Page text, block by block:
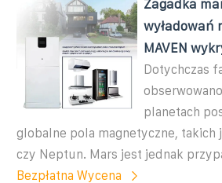
Zagadka
wyładowań
MAVEN
Dotychczas
planetach
globalne pola magnetyczne, takich
czy Neptun. Mars jest jednak
Bezpłatna Wycena